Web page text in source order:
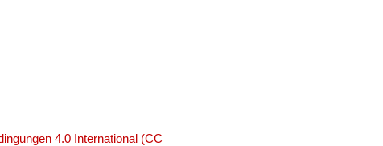
4.0 International (CC